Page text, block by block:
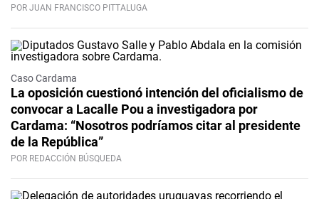
POR JUAN FRANCISCO PITTALUGA
Caso Cardama
La oposición cuestionó intención del oficialismo de
convocar a Lacalle Pou a investigadora por
Cardama: “Nosotros podríamos citar al presidente
de la República”
POR REDACCIÓN BÚSQUEDA